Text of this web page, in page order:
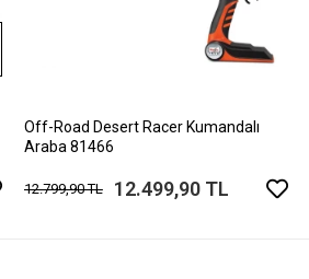
Off-Road Desert Racer Kumandalı
Araba 81466
12.799,90 TL 12.499,90 TL